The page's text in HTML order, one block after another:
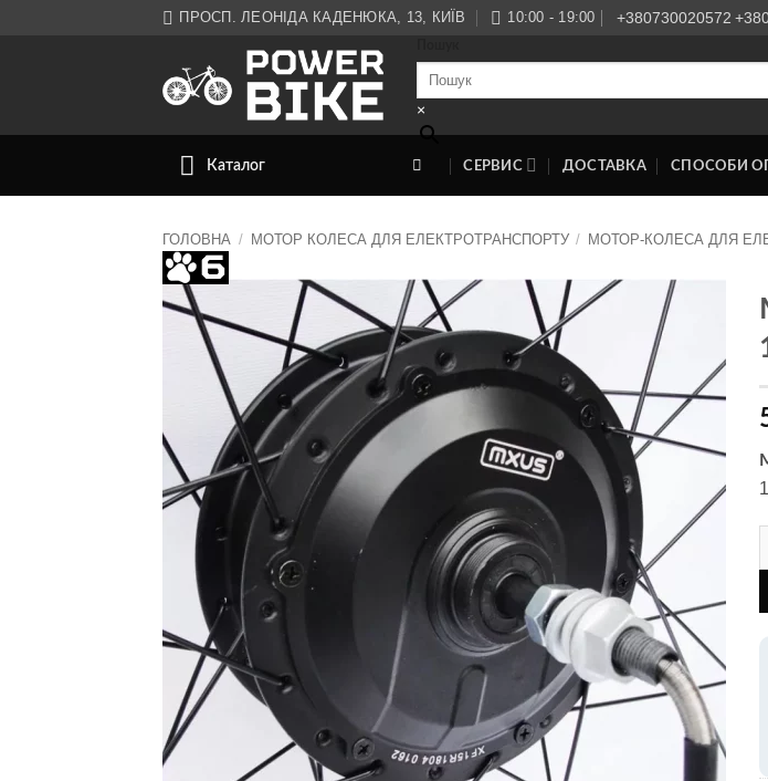
ПРОСП. ЛЕОНІДА КАДЕНЮКА, 13, КИЇВ 10:00 - 19:00 +380730020572
×
Каталог СЕРВИС ДОСТАВКА СПОСОБИ
ГОЛОВНА / МОТОР КОЛЕСА ДЛЯ ЕЛЕКТРОТРАНСПОРТУ / МОТОР-КОЛЕСА ДЛЯ
Додати
списку
бажань